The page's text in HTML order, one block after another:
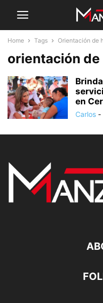
Home Tags Orientación de
orientación
en
Carlos -